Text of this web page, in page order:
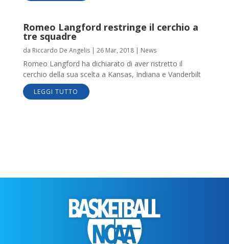
Romeo Langford restringe il cerchio a
tre squadre
da Riccardo De Angelis| 26 Mar, 2018| News
Romeo Langford ha dichiarato di aver ristretto il
cerchio della sua scelta a Kansas, Indiana e Vanderbilt
LEGGI TUTTO